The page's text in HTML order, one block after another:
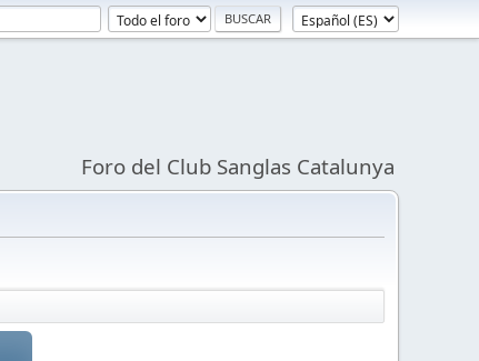
Foro del Club Sanglas Catalunya